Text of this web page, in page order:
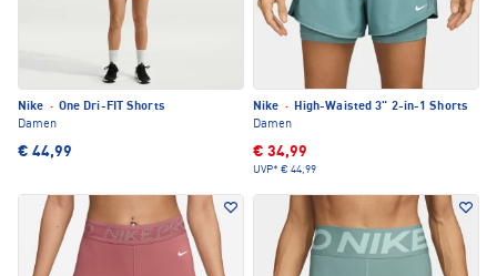
Nike · One Dri-FIT Shorts
Damen
€ 44,99
Nike · High-Waisted 3" 2-in-1 Shorts
Damen
€ 34,99
UVP* € 44,99